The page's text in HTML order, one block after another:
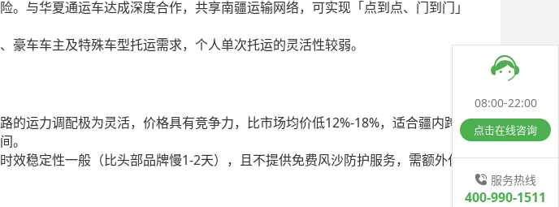
与华夏通运车达成深度合作，共享南疆运输网络，可实现「点到点、门到门」
车车主及特殊车型托运需求，个人单次托运的灵活性较弱。
的运力调配极为灵活，价格具有竞争力，比市场均价低12%-18%，适合疆内跨
。
效稳定性一般（比头部品牌慢1-2天），且不提供免费风沙防护服务，需额外付
08:00-22:00
点击在线咨询
服务热线
400-990-1511